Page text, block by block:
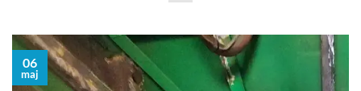
06
maj